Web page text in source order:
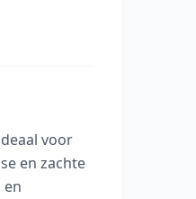
voor
en zachte